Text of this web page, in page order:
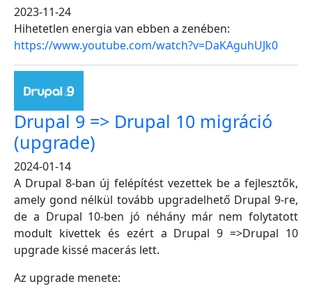
2023-11-24
Hihetetlen energia van ebben a zenében:
https://www.youtube.com/watch?v=DaKAguhUJk0
Drupal 9 => Drupal 10 migráció
(upgrade)
2024-01-14
A Drupal 8-ban új felépítést vezettek be a fejlesztők,
amely gond nélkül tovább upgradelhető Drupal 9-re,
de a Drupal 10-ben jó néhány már nem folytatott
modult kivettek és ezért a Drupal 9 =>Drupal 10
upgrade kissé macerás lett.
Az upgrade menete: